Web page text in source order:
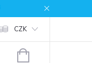
CZK
NÁKUPNÍ